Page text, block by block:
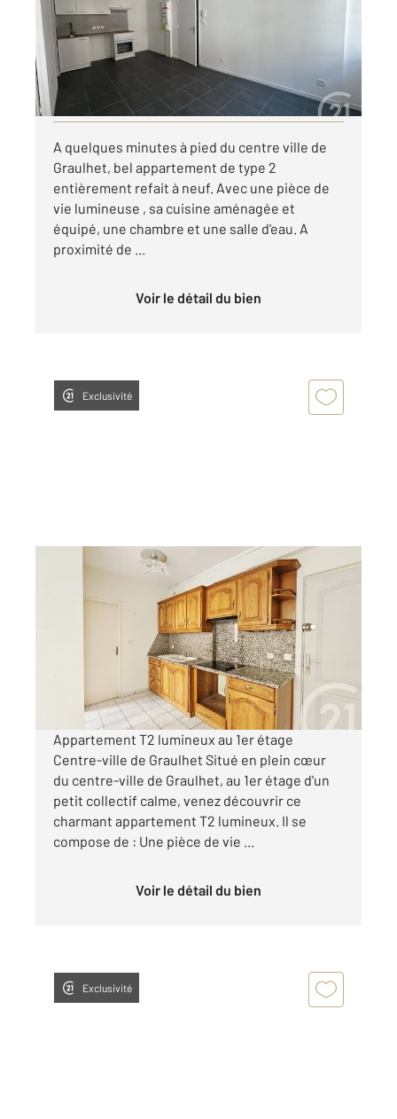
Appartement T2 à louer
400 €
par mois charges comprises
Visiter le site dédié
A quelques minutes à pied du centre ville de
Graulhet, bel appartement de type 2
entièrement refait à neuf. Avec une pièce de
vie lumineuse , sa cuisine aménagée et
équipé, une chambre et une salle d'eau. A
proximité de ...
Voir le détail du bien
Exclusivité
Ref : 13744
Appartement F2 à louer
420 €
par mois charges comprises
Appartement T2 lumineux au 1er étage
Centre-ville de Graulhet Situé en plein cœur
du centre-ville de Graulhet, au 1er étage d'un
petit collectif calme, venez découvrir ce
charmant appartement T2 lumineux. Il se
compose de : Une pièce de vie ...
Voir le détail du bien
Exclusivité